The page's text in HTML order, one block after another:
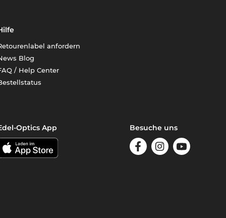
anfordern
Blog
/ Help Center
Optics App Besuche uns